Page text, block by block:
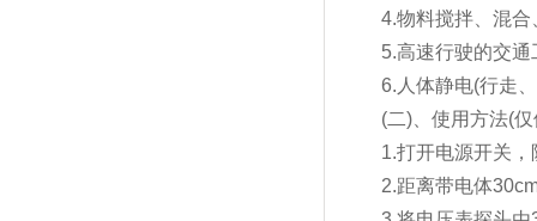
4.物料搅拌、混合
5.高速行驶的交通工
6.人体静电(行走
(二)、使用方
1.打开电源开关
2.距离带电体30cm